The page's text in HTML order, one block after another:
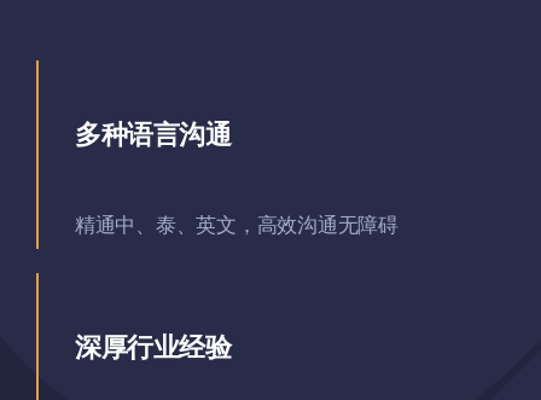
多种语言沟通
精通中、泰、英文，高效沟通无障碍
深厚行业经验